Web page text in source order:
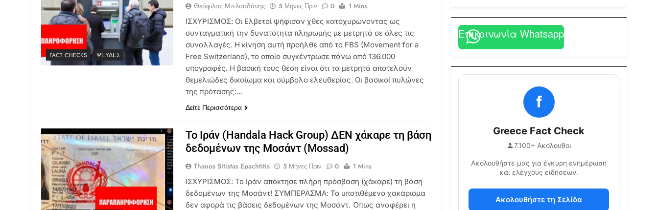
FACT CHECKS ΨΕΥΔΈΣ
Θεόφιλος Μπλουδάνης 5 Μήνες Πριν 0
1 Mins
ΙΣΧΥΡΙΣΜΟΣ: Οι Ελβετοί ψήφισαν χθες κατοχυρώνοντας ως
συνταγματική την δυνατότητα πληρωμής με μετρητά σε όλες τις
συναλλαγές. Η κίνηση αυτή προήλθε από το FBS (Movement for a
Free Switzerland), το οποίο συγκέντρωσε πάνω από 136.000
υπογραφές. Η βασική τους θέση είναι ότι τα μετρητά αποτελούν
θεμελιώδες δικαίωμα και σύμβολο ελευθερίας. Οι βασικοί πυλώνες
της πρότασης:…
Δείτε Περισσότερα
Το Ιράν (Handala Hack Group) ΔΕΝ χάκαρε τη βάση
δεδομένων της Μοσάντ (Mossad)
Thanos Sitistas Epachtitis 5 Μήνες Πριν 0
1 Mins
ΙΣΧΥΡΙΣΜΟΣ: Το Ιράν απόκτησε πλήρη πρόσβαση (χάκαρε) τη βάση
δεδομένων της Μοσάντ! ΣΥΜΠΕΡΑΣΜΑ: Το υποτιθέμενο χακάρισμα
δεν αφορά τις βάσεις δεδομένων της Μοσάντ. Όπως αναφέρει η
Επικοινωνία Whatsapp
f
Greece Fact Check
7.100+ Ακόλουθοι
Ακολουθήστε μας για έγκυρη ενημέρωση
και ελέγχους ειδήσεων.
Ακολουθήστε τη Σελίδα